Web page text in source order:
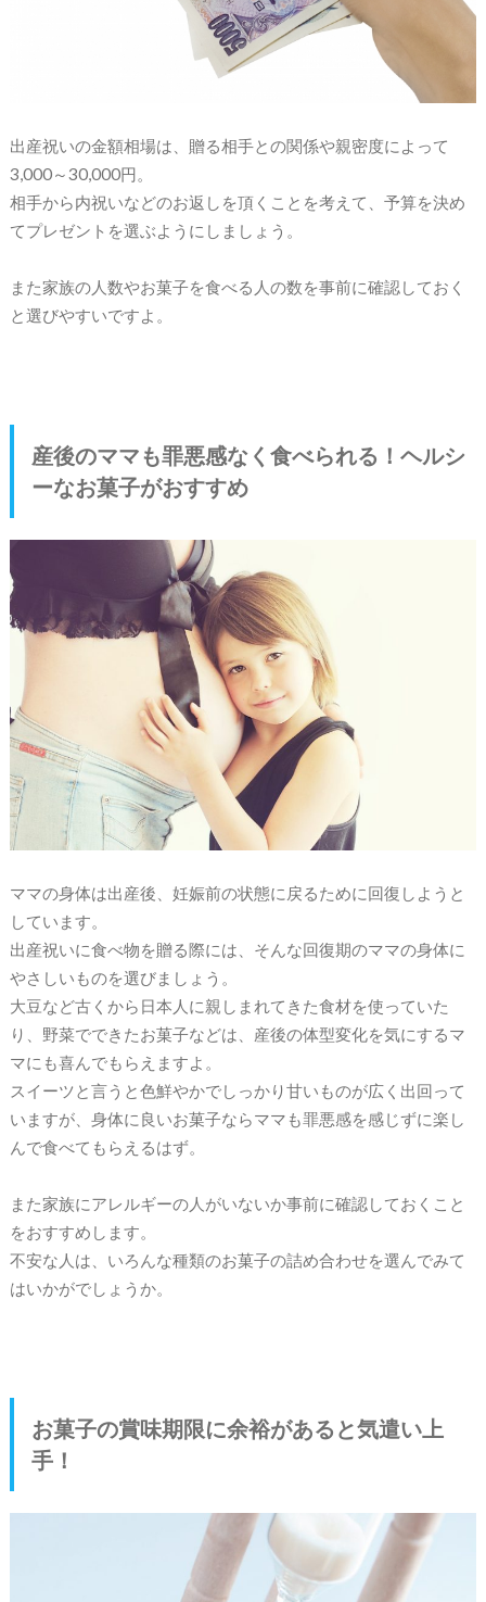
出産祝いの金額相場は、贈る相手との関係や親密度によって
3,000～30,000円。
相手から内祝いなどのお返しを頂くことを考えて、予算を決め
てプレゼントを選ぶようにしましょう。
また家族の人数やお菓子を食べる人の数を事前に確認しておく
と選びやすいですよ。
産後のママも罪悪感なく食べられる！ヘルシ
ーなお菓子がおすすめ
ママの身体は出産後、妊娠前の状態に戻るために回復しようと
しています。
出産祝いに食べ物を贈る際には、そんな回復期のママの身体に
やさしいものを選びましょう。
大豆など古くから日本人に親しまれてきた食材を使っていた
り、野菜でできたお菓子などは、産後の体型変化を気にするマ
マにも喜んでもらえますよ。
スイーツと言うと色鮮やかでしっかり甘いものが広く出回って
いますが、身体に良いお菓子ならママも罪悪感を感じずに楽し
んで食べてもらえるはず。
また家族にアレルギーの人がいないか事前に確認しておくこと
をおすすめします。
不安な人は、いろんな種類のお菓子の詰め合わせを選んでみて
はいかがでしょうか。
お菓子の賞味期限に余裕があると気遣い上
手！